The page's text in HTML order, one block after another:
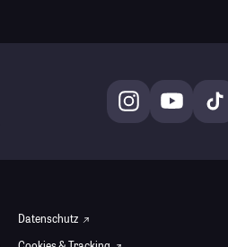
Datenschutz